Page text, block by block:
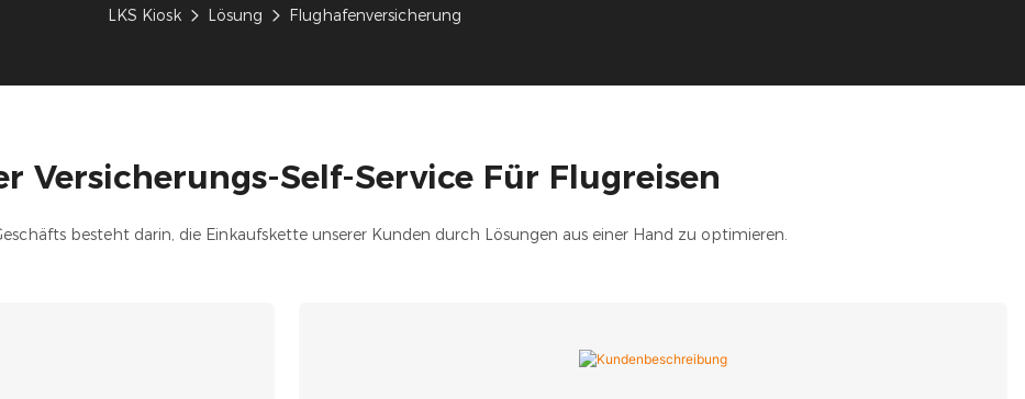
LKS Kiosk Lösung Flughafenversicherung
Versicherungs-Self-Service Für Flugreisen
besteht darin, die Einkaufskette unserer Kunden durch Lösungen aus einer Hand zu optimieren.